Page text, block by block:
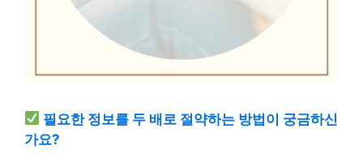
필요한 정보를 두 배로 절약하는 방법이 궁금하신
가요?